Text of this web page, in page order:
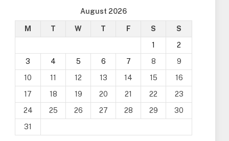
August 2026
M T W T F S
S
1
2
3
4 5 6 7 8
9
10
11 12 13 14 15
16
17
18 19 20 21 22
23
24
25 26 27 28 29
30
31